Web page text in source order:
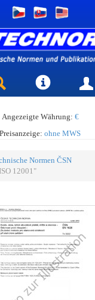
Angezeigte Währung: €
Preisanzeige: ohne MWS
Normen ČSN
12001"